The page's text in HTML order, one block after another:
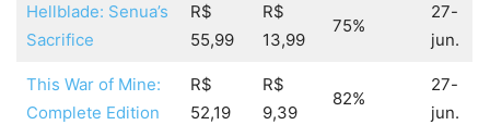
Hellblade: Senua’s
Sacrifice
R$
55,99
R$
13,99
75%
27-
jun.
This War of Mine:
Complete Edition
R$
52,19
R$
9,39
82%
27-
jun.